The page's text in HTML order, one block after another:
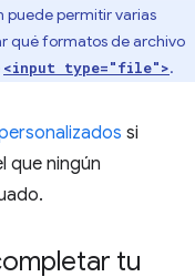
puede permitir varias
qué formatos de archivo
<input type="file">.
si
que ningún
tu